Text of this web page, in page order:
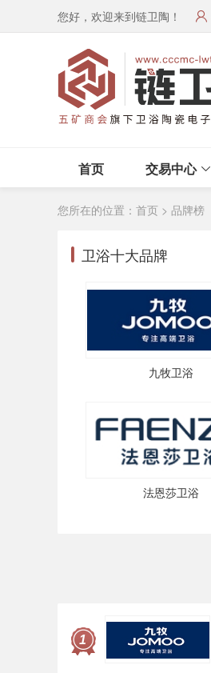
您好，欢迎来到链卫陶！
首页 交易中心
您所在的位置： 首页 > 品牌榜
卫浴十大品牌
九牧卫浴
法恩莎卫浴
1